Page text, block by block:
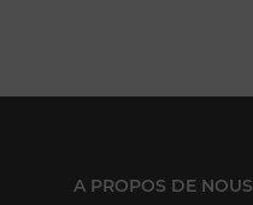
A PROPOS DE NOUS